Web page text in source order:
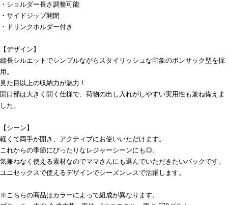
・ショルダー長さ調整可能
・サイドジップ開閉
・ドリンクホルダー付き
【デザイン】
縦長シルエットでシンプルながらスタイリッシュな印象のボンサック型を採
用。
見た目以上の収納力が魅力！
開口部は大きく開く仕様で、荷物の出し入れがしやすい実用性も兼ね備えま
した。
【シーン】
軽くて両手が開き、アクティブにお使いいただけます。
これからの季節にぴったりなレジャーシーンにも◎。
気兼ねなく使える素材なのでママさんにも選んでいただきたいバックです。
ユニセックスで使えるデザインでシーズンレスで活躍します。
※こちらの商品はカラーによって組成が異なります。